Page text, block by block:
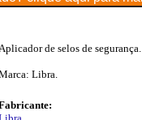
de selos de segurança.
Libra.